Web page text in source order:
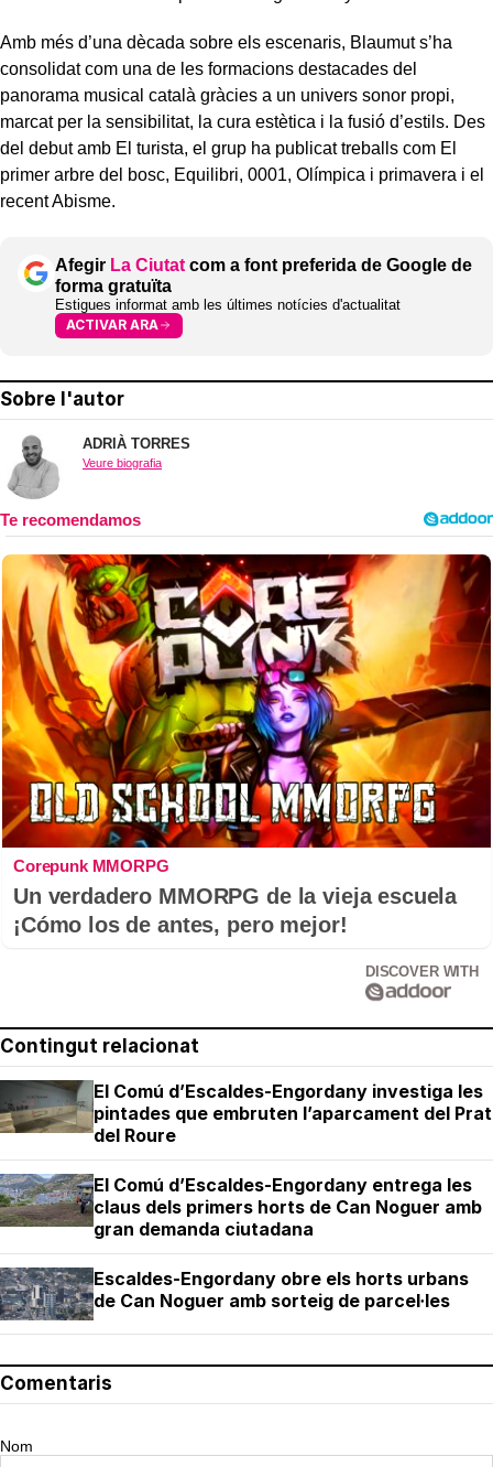
Amb més d’una dècada sobre els escenaris, Blaumut s’ha
consolidat com una de les formacions destacades del
panorama musical català gràcies a un univers sonor propi,
marcat per la sensibilitat, la cura estètica i la fusió d’estils. Des
del debut amb El turista, el grup ha publicat treballs com El
primer arbre del bosc, Equilibri, 0001, Olímpica i primavera i el
recent Abisme.
Afegir La Ciutat com a font preferida de Google de
forma gratuïta
Estigues informat amb les últimes notícies d'actualitat
ACTIVAR ARA
Sobre l'autor
ADRIÀ TORRES
Veure biografia
Corepunk MMORPG
Un verdadero MMORPG de la vieja escuela
¡Cómo los de antes, pero mejor!
DISCOVER WITH
Contingut relacionat
El Comú d’Escaldes-Engordany investiga les
pintades que embruten l’aparcament del Prat
del Roure
El Comú d’Escaldes-Engordany entrega les
claus dels primers horts de Can Noguer amb
gran demanda ciutadana
Escaldes-Engordany obre els horts urbans
de Can Noguer amb sorteig de parcel·les
Comentaris
Nom